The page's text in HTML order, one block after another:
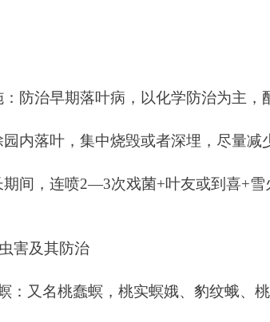
：防治早期落叶病，以化学防治为主，
落叶，集中烧毁或者深埋，尽量减
间，连喷2—3次戏菌+叶友或到喜+雪
害及其防治
：又名桃蠢螟，桃实螟娥、豹纹蛾、